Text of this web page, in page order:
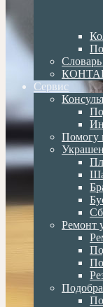
Сервис
Помогу
Ремонт